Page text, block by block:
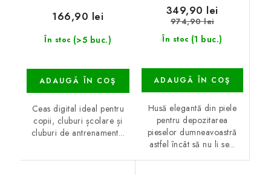
În stoc (>5 buc.)
166,90 lei
ADAUGĂ ÎN COŞ
Ceas digital ideal pentru
copii, cluburi școlare și
cluburi de antrenament...
În stoc (1 buc.)
349,90 lei
974,90 lei
ADAUGĂ ÎN COŞ
Husă elegantă din piele
pentru depozitarea
pieselor dumneavoastră
astfel încât să nu li se...